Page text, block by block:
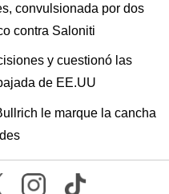
convulsionada por dos
contra Saloniti
y cuestionó las
de EE.UU
le marque la cancha